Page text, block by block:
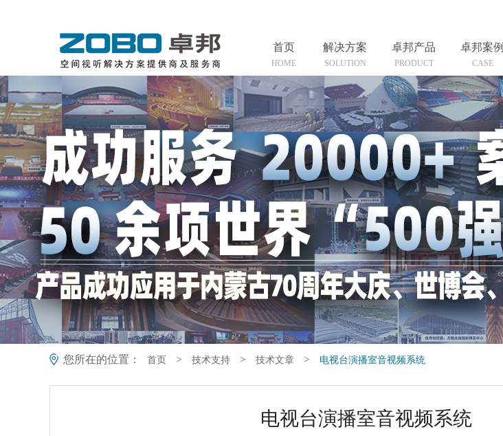
首页
HOME
解决方案
SOLUTION
卓邦产品
PRODUCT
卓邦案例
CASE
您所在的位置： 首页 > 技术支持 > 技术文章 > 电视台演播室音视频系统
电视台演播室音视频系统